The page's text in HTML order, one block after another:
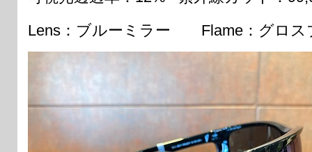
Lens：ブルーミラー Flame：グロス